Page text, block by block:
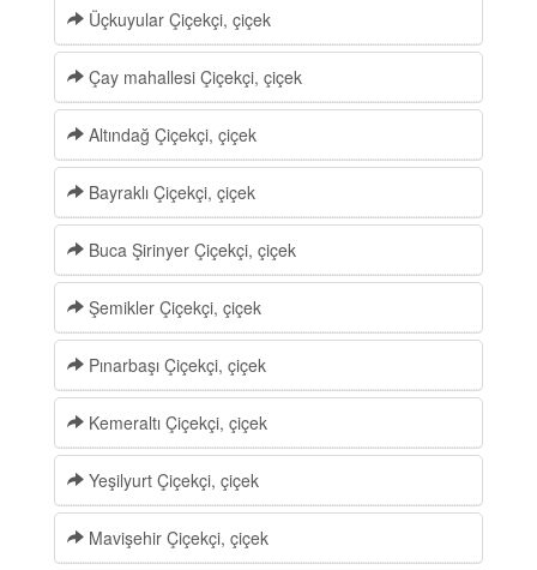
Üçkuyular Çiçekçi, çiçek
Çay mahallesi Çiçekçi, çiçek
Altındağ Çiçekçi, çiçek
Bayraklı Çiçekçi, çiçek
Buca Şirinyer Çiçekçi, çiçek
Şemikler Çiçekçi, çiçek
Pınarbaşı Çiçekçi, çiçek
Kemeraltı Çiçekçi, çiçek
Yeşilyurt Çiçekçi, çiçek
Mavişehir Çiçekçi, çiçek